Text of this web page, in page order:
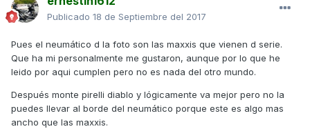
Publicado 18 de Septiembre del 2017
Pues el neumático d la foto son las maxxis que vienen d serie.
Que ha mi personalmente me gustaron, aunque por lo que he
leido por aqui cumplen pero no es nada del otro mundo.
Después monte pirelli diablo y lógicamente va mejor pero no la
puedes llevar al borde del neumático porque este es algo mas
ancho que las maxxis.